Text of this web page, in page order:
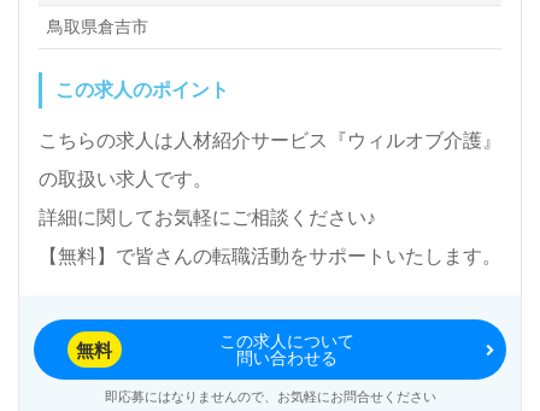
鳥取県倉吉市
この求人のポイント
こちらの求人は人材紹介サービス『ウィルオブ介護』
の取扱い求人です。
詳細に関してお気軽にご相談ください♪
【無料】で皆さんの転職活動をサポートいたします。
無料
この求人について
問い合わせる
即応募にはなりませんので、お気軽にお問合せください